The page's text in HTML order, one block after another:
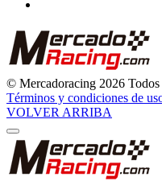
© Mercadoracing 2026 Todos
Términos y condiciones de
VOLVER ARRIBA